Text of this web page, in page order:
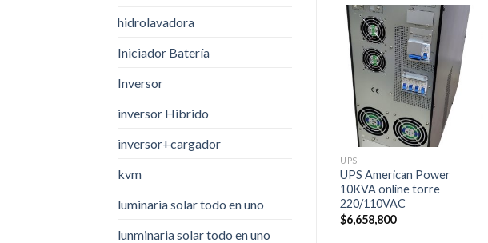
hidrolavadora
Iniciador Batería
Inversor
inversor Hibrido
inversor+cargador
kvm
luminaria solar todo en uno
lunminaria solar todo en uno
UPS
UPS American Power
10KVA online torre
220/110VAC
$6,658,800
AGOTADO
APC Back-UPS RS 700 VA /
Salida 120V 6 tomas de
Respaldo carga completa: 4
$0